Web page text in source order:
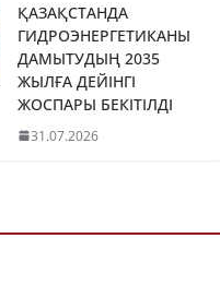
ҚАЗАҚСТАНДА
ГИДРОЭНЕРГЕТИКАНЫ
ДАМЫТУДЫҢ 2035
ЖЫЛҒА ДЕЙІНГІ
ЖОСПАРЫ БЕКІТІЛДІ
31.07.2026